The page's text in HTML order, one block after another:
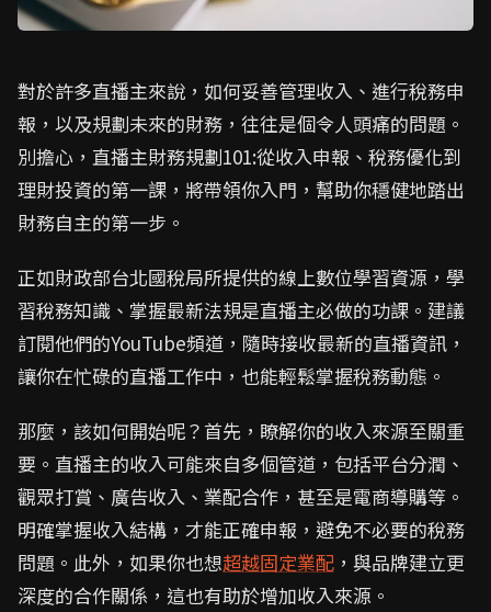
對於許多直播主來說，如何妥善管理收入、進行稅務申
報，以及規劃未來的財務，往往是個令人頭痛的問題。
別擔心，直播主財務規劃101:從收入申報、稅務優化到
理財投資的第一課，將帶領你入門，幫助你穩健地踏出
財務自主的第一步。
正如財政部台北國稅局所提供的線上數位學習資源，學
習稅務知識、掌握最新法規是直播主必做的功課。建議
訂閱他們的YouTube頻道，隨時接收最新的直播資訊，
讓你在忙碌的直播工作中，也能輕鬆掌握稅務動態。
那麼，該如何開始呢？首先，瞭解你的收入來源至關重
要。直播主的收入可能來自多個管道，包括平台分潤、
觀眾打賞、廣告收入、業配合作，甚至是電商導購等。
明確掌握收入結構，才能正確申報，避免不必要的稅務
問題。此外，如果你也想超越固定業配 ，與品牌建立更
深度的合作關係，這也有助於增加收入來源。